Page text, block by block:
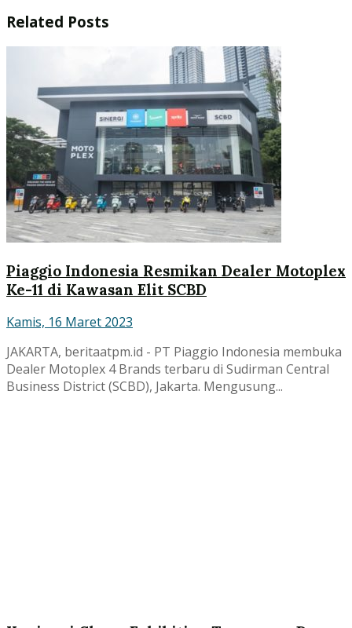
Related Posts
Piaggio Indonesia Resmikan Dealer Motoplex
Ke-11 di Kawasan Elit SCBD
Kamis, 16 Maret 2023
JAKARTA, beritaatpm.id - PT Piaggio Indonesia membuka
Dealer Motoplex 4 Brands terbaru di Sudirman Central
Business District (SCBD), Jakarta. Mengusung...